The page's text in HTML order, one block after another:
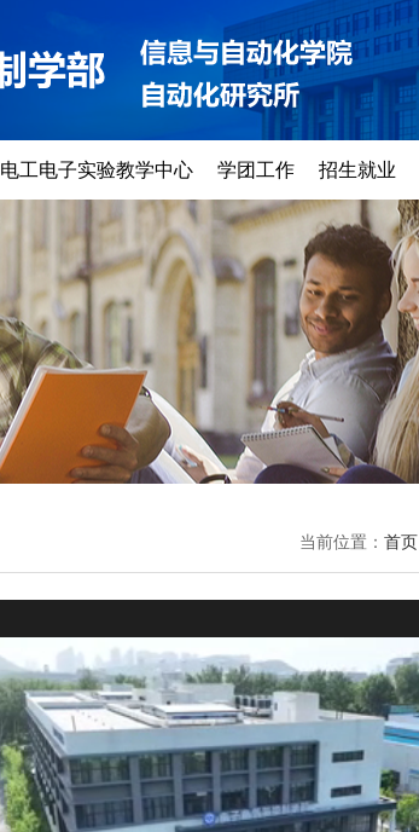
电工电子实验教学中心 学团工作 招生就业
当前位置： 首页